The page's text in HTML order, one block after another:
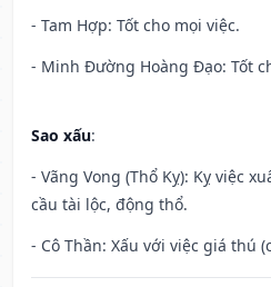
- Tam Hợp: Tốt cho mọi việc.
- Minh Đường Hoàng Đạo: Tốt
Sao xấu:
- Vãng Vong (Thổ Kỵ): Kỵ việc
cầu tài lộc, động thổ.
- Cô Thần: Xấu với việc giá thú